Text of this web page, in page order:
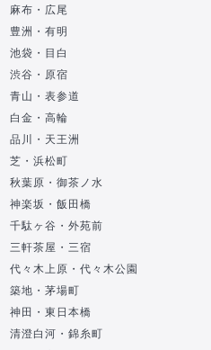
麻布・広尾
豊洲・有明
池袋・目白
渋谷・原宿
青山・表参道
白金・高輪
品川・天王洲
芝・浜松町
秋葉原・御茶ノ水
神楽坂・飯田橋
千駄ヶ谷・外苑前
三軒茶屋・三宿
代々木上原・代々木公園
築地・茅場町
神田・東日本橋
清澄白河・錦糸町